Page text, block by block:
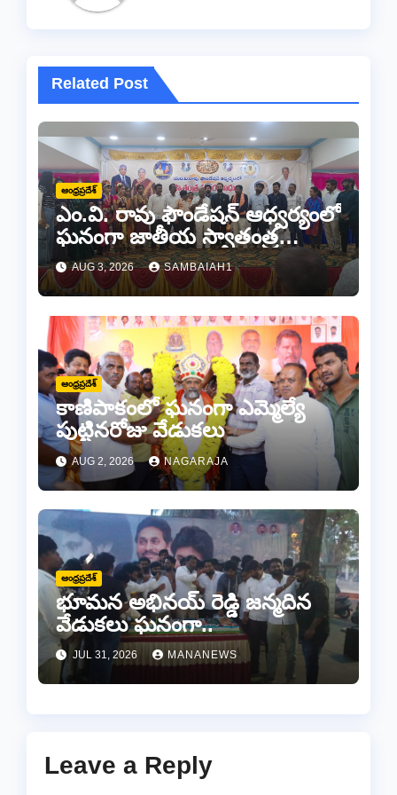
Related Post
ఆంధ్రప్రదేశ్
ఎం.వి. రావు ఫౌండేషన్ ఆధ్వర్యంలో
ఘనంగా జాతీయ స్వాతంత్ర
సమరయోధుల పురస్కారాలు
ప్రధానోత్సవం వేడుకలు
AUG 3, 2026 SAMBAIAH1
ఆంధ్రప్రదేశ్
కాణిపాకంలో ఘనంగా ఎమ్మెల్యే
పుట్టినరోజు వేడుకలు
AUG 2, 2026 NAGARAJA
ఆంధ్రప్రదేశ్
భూమన అభినయ్ రెడ్డి జన్మదిన
వేడుకలు ఘనంగా..
JUL 31, 2026 MANANEWS
Leave a Reply